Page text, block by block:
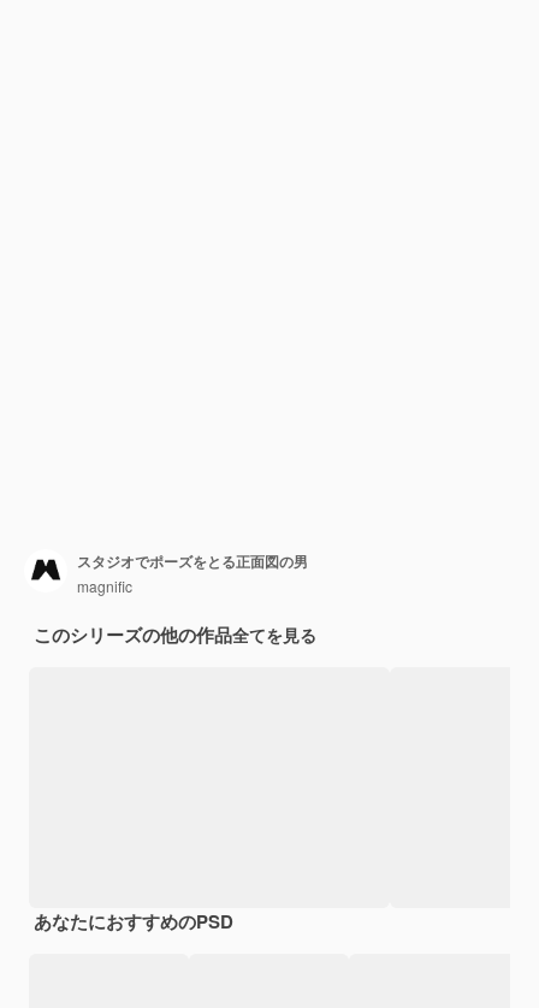
スタジオでポーズをとる正面図の男
magnific
このシリーズの他の作品全てを見る
あなたにおすすめのPSD